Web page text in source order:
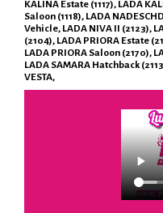
KALINA Estate (1117), LADA
Saloon (1118), LADA
Vehicle, LADA NIVA II (2123),
(2104), LADA PRIORA Estate
LADA PRIORA Saloon (2170),
LADA SAMARA Hatchback
VESTA,